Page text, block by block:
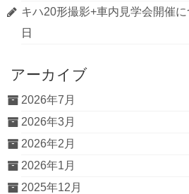
キハ20形撮影+車内見学会開催に
日
アーカイブ
2026年7月
2026年3月
2026年2月
2026年1月
2025年12月